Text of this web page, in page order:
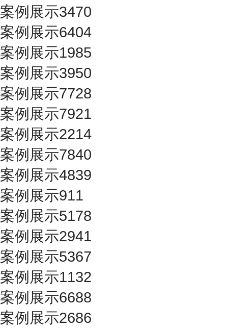
案例展示3470
案例展示6404
案例展示1985
案例展示3950
案例展示7728
案例展示7921
案例展示2214
案例展示7840
案例展示4839
案例展示911
案例展示5178
案例展示2941
案例展示5367
案例展示1132
案例展示6688
案例展示2686